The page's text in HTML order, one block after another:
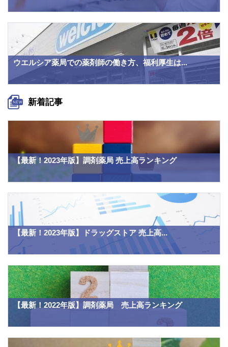
ウエルシア薬局での薬剤師の働き方、福利厚生は...
新着記事
【最新！2023年版】調剤薬局 売上高ランキング
【最新！2023年版】ドラッグストア 売上高...
【最新！2022年版】調剤薬局 売上高ランキング